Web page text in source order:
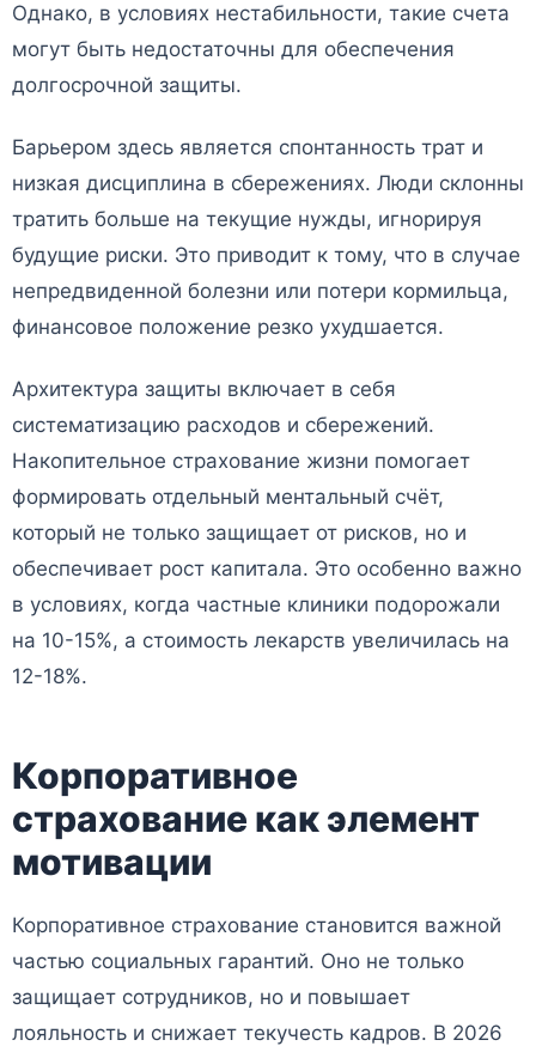
Однако, в условиях нестабильности, такие счета
могут быть недостаточны для обеспечения
долгосрочной защиты.
Барьером здесь является спонтанность трат и
низкая дисциплина в сбережениях. Люди склонны
тратить больше на текущие нужды, игнорируя
будущие риски. Это приводит к тому, что в случае
непредвиденной болезни или потери кормильца,
финансовое положение резко ухудшается.
Архитектура защиты включает в себя
систематизацию расходов и сбережений.
Накопительное страхование жизни помогает
формировать отдельный ментальный счёт,
который не только защищает от рисков, но и
обеспечивает рост капитала. Это особенно важно
в условиях, когда частные клиники подорожали
на 10-15%, а стоимость лекарств увеличилась на
12-18%.
Корпоративное
страхование как элемент
мотивации
Корпоративное страхование становится важной
частью социальных гарантий. Оно не только
защищает сотрудников, но и повышает
лояльность и снижает текучесть кадров. В 2026